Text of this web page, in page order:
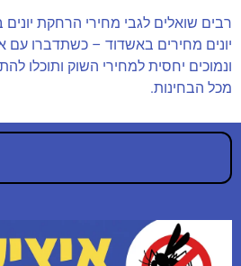
רבים שואלים לגבי מחירי הרחקת
יונים מחירים באשדוד – כשתדברו עם
ונמוכים יחסית למחירי השוק ותוכלו
מכל הבחינות.